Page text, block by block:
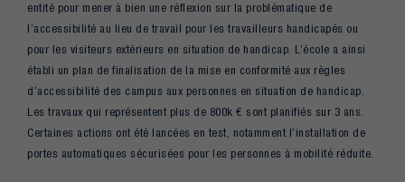
entité pour mener à bien une réflexion sur la problématique de
l’accessibilité au lieu de travail pour les travailleurs handicapés ou
pour les visiteurs extérieurs en situation de handicap. L’école a ainsi
établi un plan de finalisation de la mise en conformité aux règles
d’accessibilité des campus aux personnes en situation de handicap.
Les travaux qui représentent plus de 800k € sont planifiés sur 3 ans.
Certaines actions ont été lancées en test, notamment l’installation de
portes automatiques sécurisées pour les personnes à mobilité réduite.